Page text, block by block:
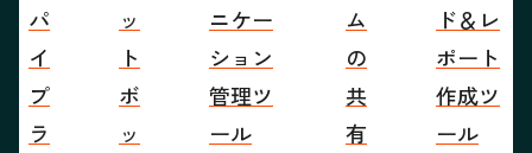
パ
イ
プ
ラ
ッ
ト
ボ
ッ
ニケー
ション
管理ツ
ール
ム
の
共
有
ド＆レ
ポート
作成ツ
ール